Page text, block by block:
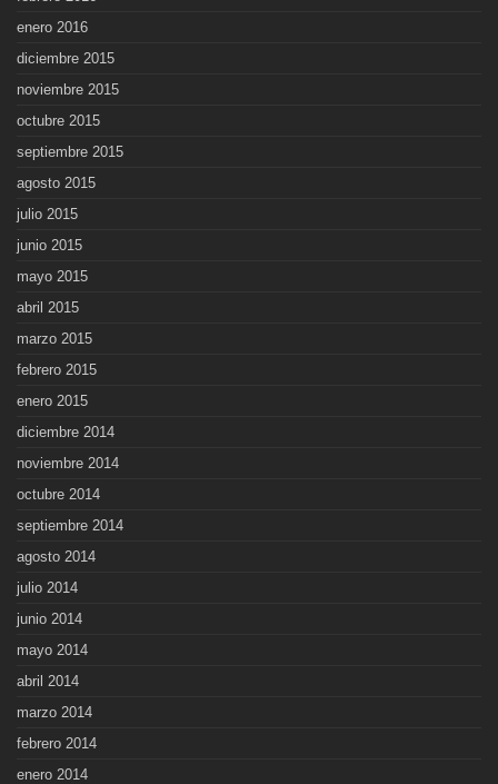
enero 2016
diciembre 2015
noviembre 2015
octubre 2015
septiembre 2015
agosto 2015
julio 2015
junio 2015
mayo 2015
abril 2015
marzo 2015
febrero 2015
enero 2015
diciembre 2014
noviembre 2014
octubre 2014
septiembre 2014
agosto 2014
julio 2014
junio 2014
mayo 2014
abril 2014
marzo 2014
febrero 2014
enero 2014